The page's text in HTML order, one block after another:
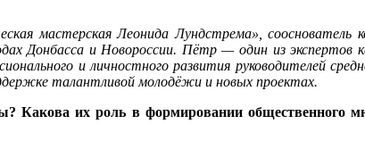
мастерская Леонида Лундстрема», сооснователь
Донбасса и Новороссии. Пётр — один из
и личностного развития руководителей
талантливой молодёжи и новых проектах.
их роль в формировании общественного